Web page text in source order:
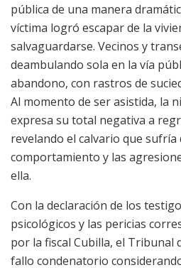
pública de una manera
víctima logró escapar de la
salvaguardarse. Vecinos y
deambulando sola en la vía
abandono, con rastros de
Al momento de ser asistida, la
expresa su total negativa a
revelando el calvario que sufría
comportamiento y las
ella.
Con la declaración de los
psicológicos y las pericias
por la fiscal Cubilla, el Tribunal
fallo condenatorio